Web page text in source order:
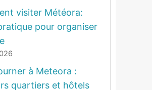
visiter Météora:
pour organiser
à Meteora :
quartiers et hôtels